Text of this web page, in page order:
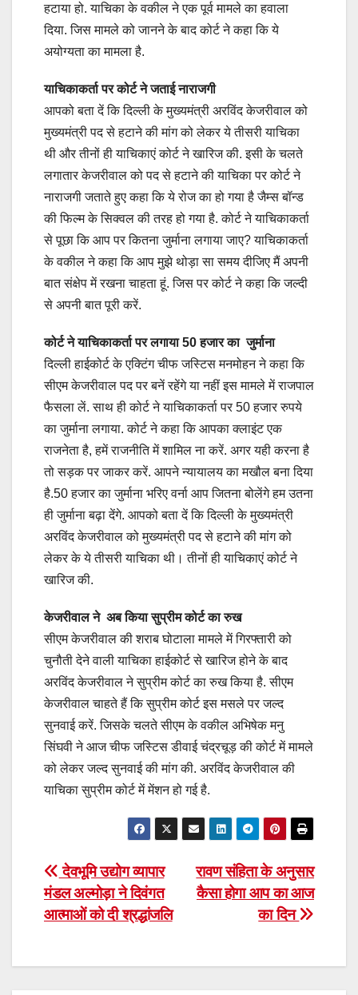
हटाया हो. याचिका के वकील ने एक पूर्व मामले का हवाला
दिया. जिस मामले को जानने के बाद कोर्ट ने कहा कि ये
अयोग्यता का मामला है.
याचिकाकर्ता पर कोर्ट ने जताई नाराजगी
आपको बता दें कि दिल्ली के मुख्यमंत्री अरविंद केजरीवाल को
मुख्यमंत्री पद से हटाने की मांग को लेकर ये तीसरी याचिका
थी और तीनों ही याचिकाएं कोर्ट ने खारिज की. इसी के चलते
लगातार केजरीवाल को पद से हटाने की याचिका पर कोर्ट ने
नाराजगी जताते हुए कहा कि ये रोज का हो गया है जैम्स बॉन्ड
की फिल्म के सिक्वल की तरह हो गया है. कोर्ट ने याचिकाकर्ता
से पूछा कि आप पर कितना जुर्माना लगाया जाए? याचिकाकर्ता
के वकील ने कहा कि आप मुझे थोड़ा सा समय दीजिए मैं अपनी
बात संक्षेप में रखना चाहता हूं. जिस पर कोर्ट ने कहा कि जल्दी
से अपनी बात पूरी करें.
कोर्ट ने याचिकाकर्ता पर लगाया 50 हजार का जुर्माना
दिल्ली हाईकोर्ट के एक्टिंग चीफ जस्टिस मनमोहन ने कहा कि
सीएम केजरीवाल पद पर बनें रहेंगे या नहीं इस मामले में राजपाल
फैसला लें. साथ ही कोर्ट ने याचिकाकर्ता पर 50 हजार रुपये
का जुर्माना लगाया. कोर्ट ने कहा कि आपका क्लाइंट एक
राजनेता है, हमें राजनीति में शामिल ना करें. अगर यही करना है
तो सड़क पर जाकर करें. आपने न्यायालय का मखौल बना दिया
है.50 हजार का जुर्माना भरिए वर्ना आप जितना बोलेंगे हम उतना
ही जुर्माना बढ़ा देंगे. आपको बता दें कि दिल्ली के मुख्यमंत्री
अरविंद केजरीवाल को मुख्यमंत्री पद से हटाने की मांग को
लेकर के ये तीसरी याचिका थी। तीनों ही याचिकाएं कोर्ट ने
खारिज की.
केजरीवाल ने अब किया सुप्रीम कोर्ट का रुख
सीएम केजरीवाल की शराब घोटाला मामले में गिरफ्तारी को
चुनौती देने वाली याचिका हाईकोर्ट से खारिज होने के बाद
अरविंद केजरीवाल ने सुप्रीम कोर्ट का रुख किया है. सीएम
केजरीवाल चाहते हैं कि सुप्रीम कोर्ट इस मसले पर जल्द
सुनवाई करें. जिसके चलते सीएम के वकील अभिषेक मनु
सिंघवी ने आज चीफ जस्टिस डीवाई चंद्रचूड़ की कोर्ट में मामले
को लेकर जल्द सुनवाई की मांग की. अरविंद केजरीवाल की
याचिका सुप्रीम कोर्ट में मेंशन हो गई है.
Post
navigation
रावण संहिता के अनुसार
कैसा होगा आप का आज
का दिन
देवभूमि उद्योग व्यापार
मंडल अल्मोड़ा ने दिवंगत
आत्माओं को दी श्रद्धांजलि